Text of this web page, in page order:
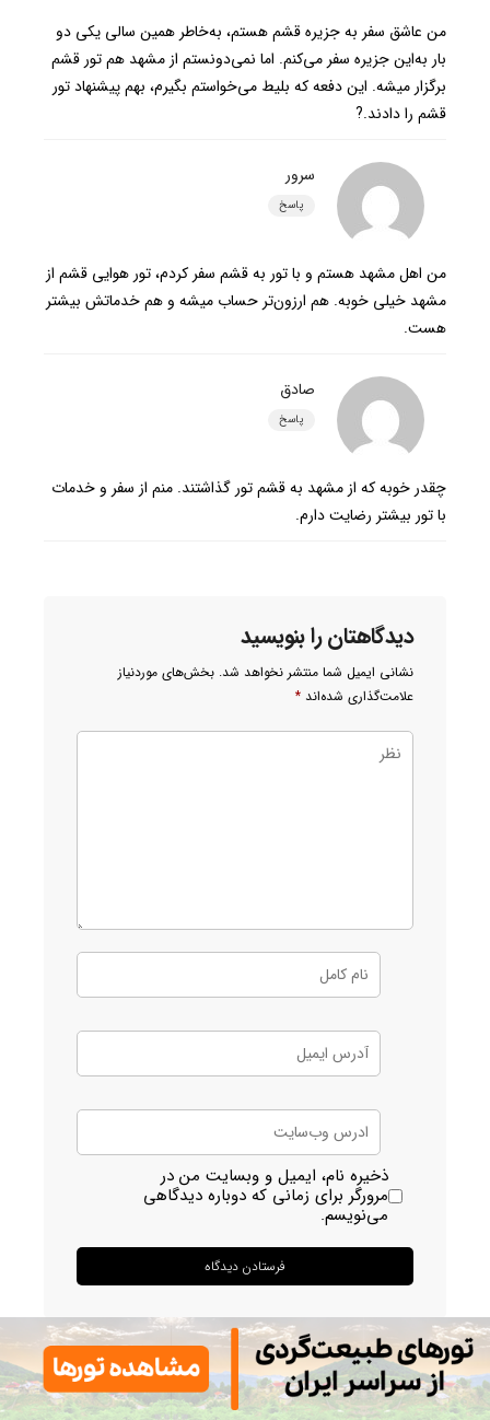
من عاشق سفر به جزیره قشم هستم، به‌خاطر همین سالی یکی دو
بار به‌این جزیره سفر می‌کنم. اما نمی‌دونستم از مشهد هم تور قشم
برگزار میشه. این دفعه که بلیط می‌خواستم بگیرم، بهم پیشنهاد تور
قشم را دادند.?
سرور
پاسخ
من اهل مشهد هستم و با تور به قشم سفر کردم، تور هوایی قشم از
مشهد خیلی خوبه. هم ارزون‌تر حساب میشه و هم خدماتش بیشتر
هست.
صادق
پاسخ
چقدر خوبه که از مشهد به قشم تور گذاشتند. منم از سفر و خدمات
با تور بیشتر رضایت دارم.
دیدگاهتان را بنویسید
نشانی ایمیل شما منتشر نخواهد شد. بخش‌های موردنیاز
علامت‌گذاری شده‌اند *
ذخیره نام، ایمیل و وبسایت من در
مرورگر برای زمانی که دوباره دیدگاهی
می‌نویسم.